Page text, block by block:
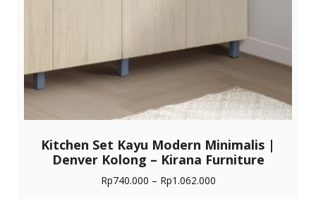
Kitchen Set Kayu Modern Minimalis |
Denver Kolong – Kirana Furniture
Rp740.000 – Rp1.062.000Rentang